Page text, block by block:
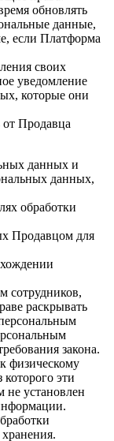
обновлять
данные,
если Платформа
своих
уведомление
которые они
Продавца
данных и
данных,
обработки
Продавцом для
сотрудников,
раскрывать
закона.
физическому
эти
не установлен